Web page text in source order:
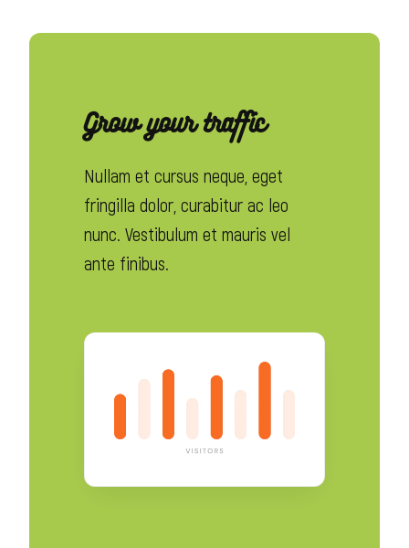
Grow your traffic
Nullam et cursus neque, eget
fringilla dolor, curabitur ac leo
nunc. Vestibulum et mauris vel
ante finibus.